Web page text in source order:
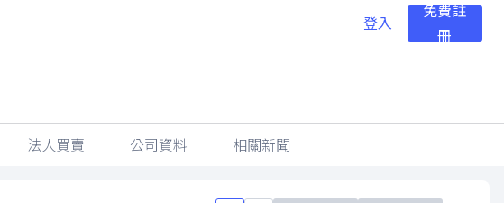
登入
免費註
冊
法人買賣 公司資料 相關新聞